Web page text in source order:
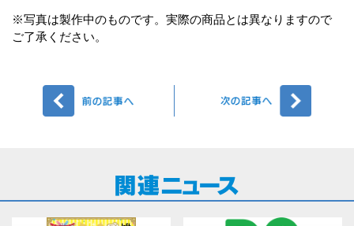
※写真は製作中のものです。実際の商品とは異なりますので
ご了承ください。